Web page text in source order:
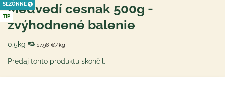
SEZÓNNE
TIP
Medvedí cesnak 500g -
zvýhodnené balenie
0.5kg 17,98 €/kg
Predaj tohto produktu skončil.